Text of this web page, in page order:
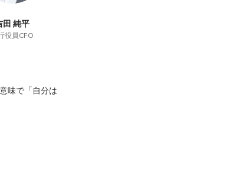
田 純平
役員CFO
味で「自分は